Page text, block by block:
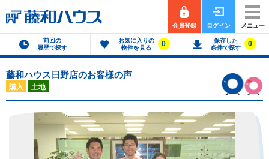
会員登録 ログイン メニュー
前回の
履歴で探す
お気に入りの
物件を見る
0
保存した
条件で探す
0
藤和ハウス日野店のお客様の声
購入 土地